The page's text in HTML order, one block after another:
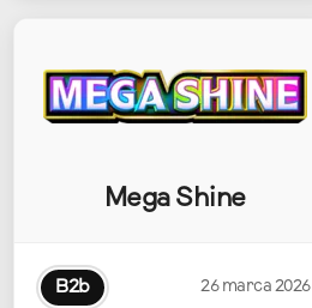
Mega Shine
B2b
26 marca 2026